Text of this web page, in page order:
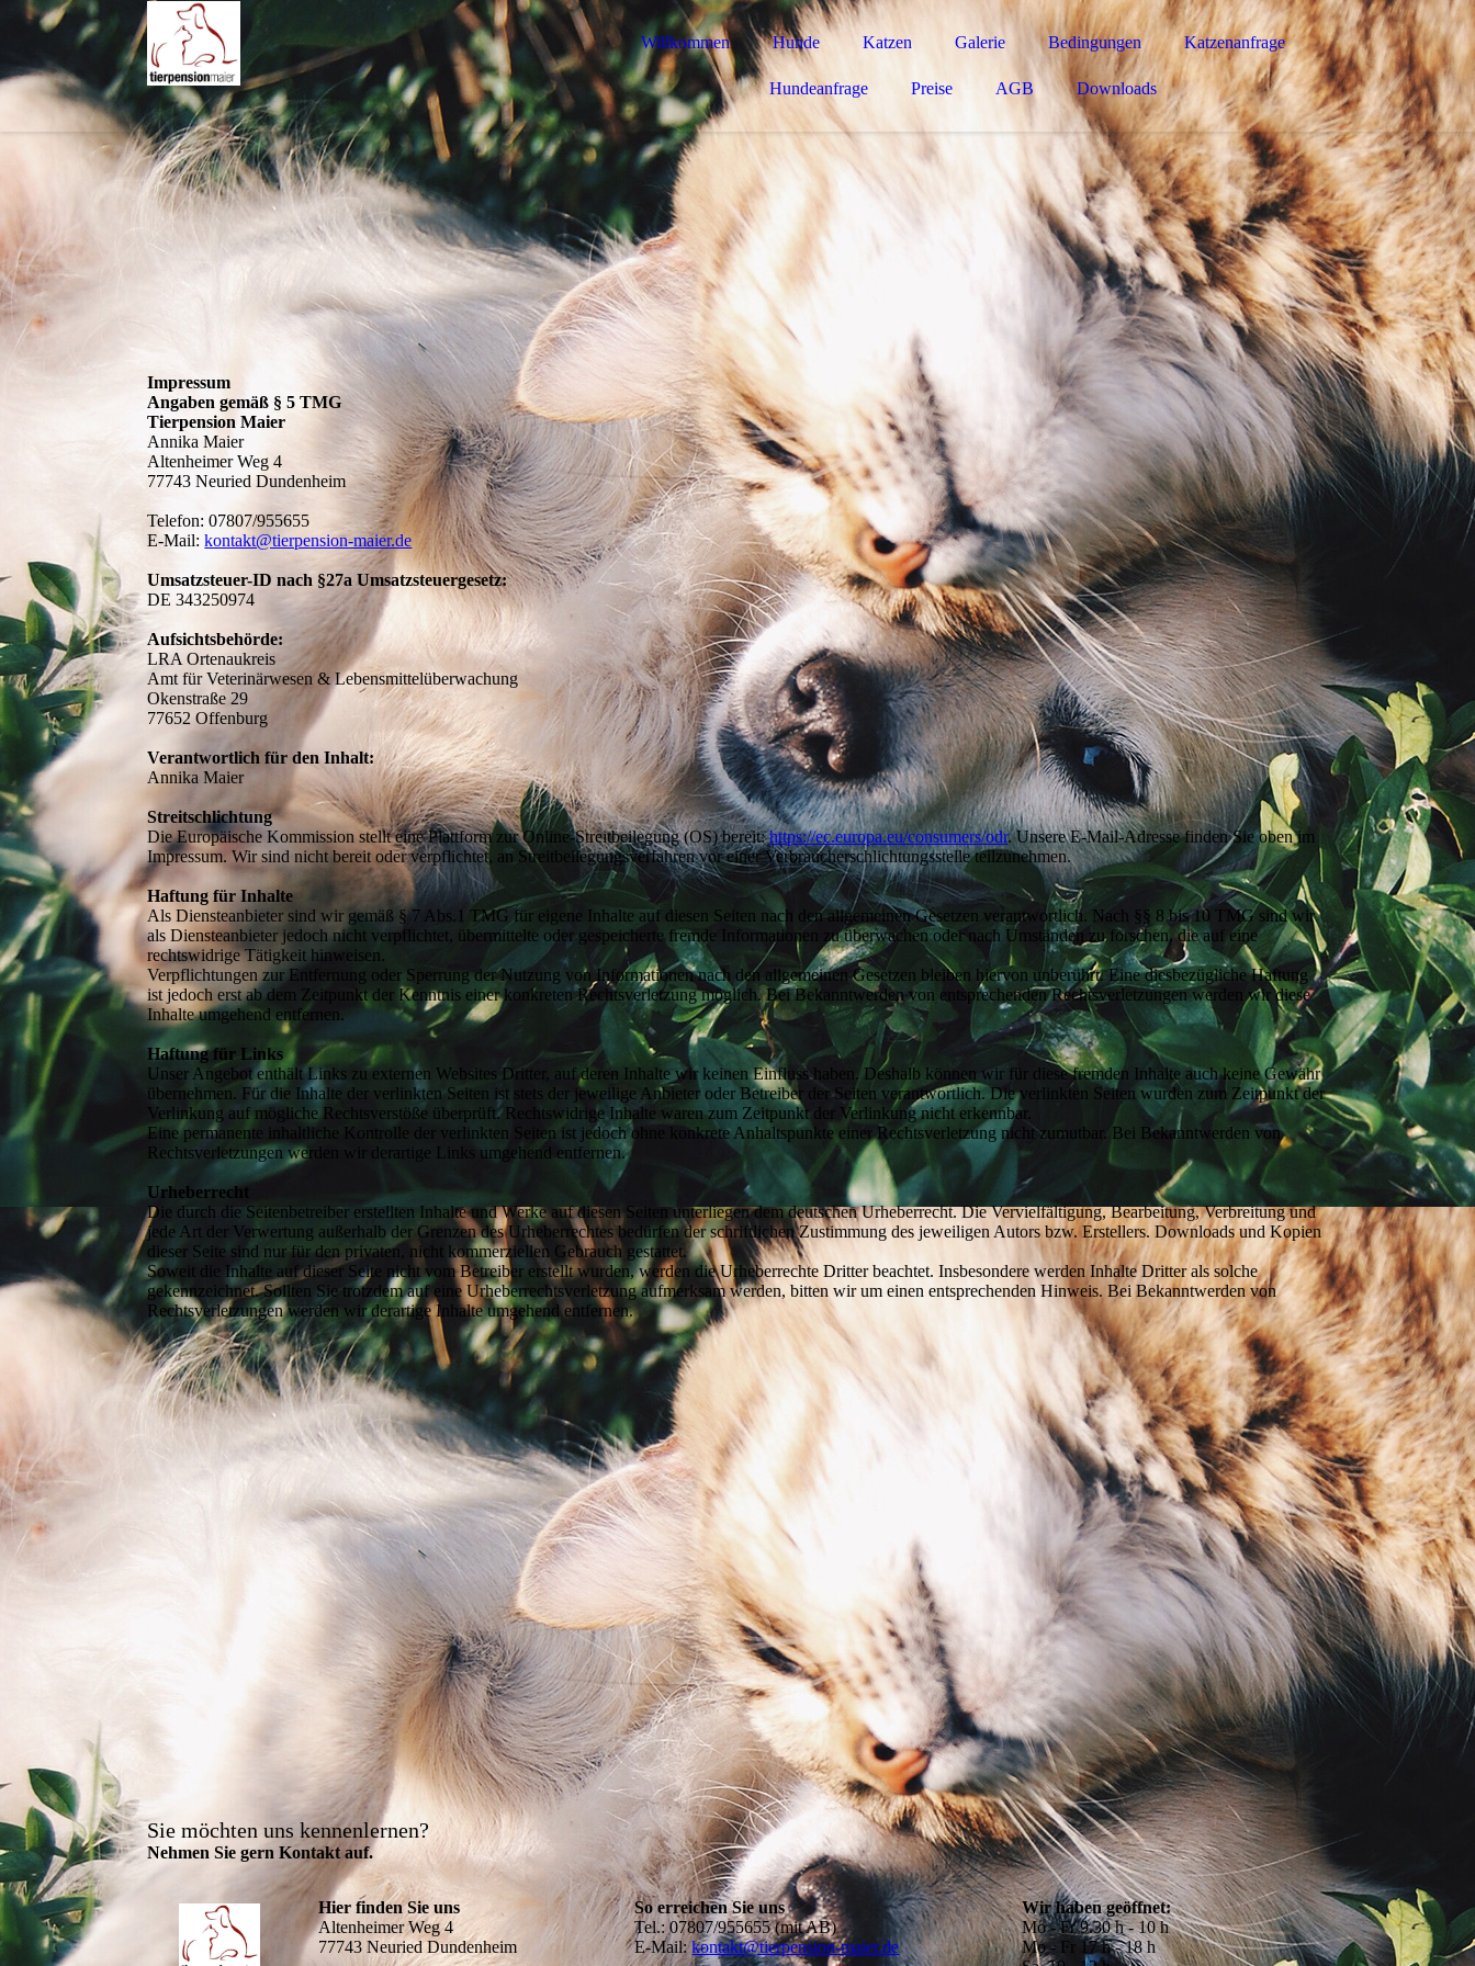
Willkommen Hunde Katzen Galerie Bedingungen Katzenanfrage
Hundeanfrage Preise AGB Downloads
Impressum
Angaben gemäß § 5 TMG
Tierpension Maier
Annika Maier
Altenheimer Weg 4
77743 Neuried Dundenheim
Telefon: 07807/955655
E-Mail:kontakt@tierpension-maier.de
Umsatzsteuer-ID nach §27a Umsatzsteuergesetz:
DE 343250974
Aufsichtsbehörde:
LRA Ortenaukreis
Amt für Veterinärwesen & Lebensmittelüberwachung
Okenstraße 29
77652 Offenburg
Verantwortlich für den Inhalt:
Annika Maier
Streitschlichtung
Die Europäische Kommission stellt eine Plattform zur Online-Streitbeilegung (OS) bereit:https://ec.europa.eu/consumers/odr. Unsere E-Mail-Adresse finden Sie oben im
Impressum. Wir sind nicht bereit oder verpflichtet, an Streitbeilegungsverfahren vor einer Verbraucherschlichtungsstelle teilzunehmen.
Haftung für Inhalte
Als Diensteanbieter sind wir gemäß § 7 Abs.1 TMG für eigene Inhalte auf diesen Seiten nach den allgemeinen Gesetzen verantwortlich. Nach §§ 8 bis 10 TMG sind wir
als Diensteanbieter jedoch nicht verpflichtet, übermittelte oder gespeicherte fremde Informationen zu überwachen oder nach Umständen zu forschen, die auf eine
rechtswidrige Tätigkeit hinweisen.
Verpflichtungen zur Entfernung oder Sperrung der Nutzung von Informationen nach den allgemeinen Gesetzen bleiben hiervon unberührt. Eine diesbezügliche Haftung
ist jedoch erst ab dem Zeitpunkt der Kenntnis einer konkreten Rechtsverletzung möglich. Bei Bekanntwerden von entsprechenden Rechtsverletzungen werden wir diese
Inhalte umgehend entfernen.
Haftung für Links
Unser Angebot enthält Links zu externen Websites Dritter, auf deren Inhalte wir keinen Einfluss haben. Deshalb können wir für diese fremden Inhalte auch keine Gewähr
übernehmen. Für die Inhalte der verlinkten Seiten ist stets der jeweilige Anbieter oder Betreiber der Seiten verantwortlich. Die verlinkten Seiten wurden zum Zeitpunkt der
Verlinkung auf mögliche Rechtsverstöße überprüft. Rechtswidrige Inhalte waren zum Zeitpunkt der Verlinkung nicht erkennbar.
Eine permanente inhaltliche Kontrolle der verlinkten Seiten ist jedoch ohne konkrete Anhaltspunkte einer Rechtsverletzung nicht zumutbar. Bei Bekanntwerden von
Rechtsverletzungen werden wir derartige Links umgehend entfernen.
Urheberrecht
Die durch die Seitenbetreiber erstellten Inhalte und Werke auf diesen Seiten unterliegen dem deutschen Urheberrecht. Die Vervielfältigung, Bearbeitung, Verbreitung und
jede Art der Verwertung außerhalb der Grenzen des Urheberrechtes bedürfen der schriftlichen Zustimmung des jeweiligen Autors bzw. Erstellers. Downloads und Kopien
dieser Seite sind nur für den privaten, nicht kommerziellen Gebrauch gestattet.
Soweit die Inhalte auf dieser Seite nicht vom Betreiber erstellt wurden, werden die Urheberrechte Dritter beachtet. Insbesondere werden Inhalte Dritter als solche
gekennzeichnet. Sollten Sie trotzdem auf eine Urheberrechtsverletzung aufmerksam werden, bitten wir um einen entsprechenden Hinweis. Bei Bekanntwerden von
Rechtsverletzungen werden wir derartige Inhalte umgehend entfernen.
Hund und Katze am kuscheln
Sie möchten uns kennenlernen?
Nehmen Sie gern Kontakt auf.
Hier finden Sie uns
Altenheimer Weg 4
77743 Neuried Dundenheim
So erreichen Sie uns
Tel.: 07807/955655 (mit AB)
E-Mail:kontakt@tierpension-maier.de
Wir haben geöffnet:
Mo - Fr 9.30 h - 10 h
Mo - Fr 17 h - 18 h